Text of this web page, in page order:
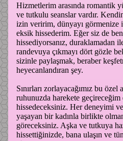
Hizmetlerim arasında romantik
ve tutkulu seanslar vardır.
izin veririm, dünyayı görmenize
eksik hissederim. Eğer siz de
hissediyorsanız, duraklamadan
randevuya çıkmayı dört gözle
sizinle paylaşmak, beraber
heyecanlandıran şey.
Sınırları zorlayacağımız bu
ruhunuzda harekete geçireceğim
hissedeceksiniz. Her deneyimi
yaşayan bir kadınla birlikte
göreceksiniz. Aşka ve tutkuya
hissettiğinizde, bana ulaşın ve